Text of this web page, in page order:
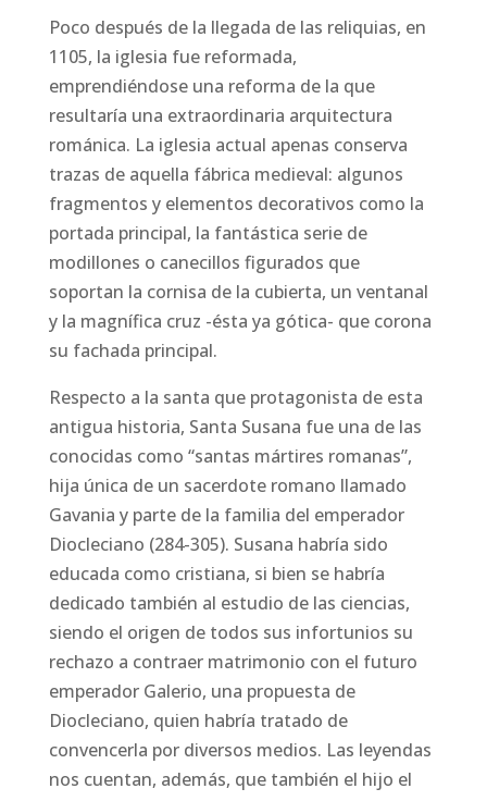
Poco después de la llegada de las reliquias, en
1105, la iglesia fue reformada,
emprendiéndose una reforma de la que
resultaría una extraordinaria arquitectura
románica. La iglesia actual apenas conserva
trazas de aquella fábrica medieval: algunos
fragmentos y elementos decorativos como la
portada principal, la fantástica serie de
modillones o canecillos figurados que
soportan la cornisa de la cubierta, un ventanal
y la magnífica cruz -ésta ya gótica- que corona
su fachada principal.
Respecto a la santa que protagonista de esta
antigua historia, Santa Susana fue una de las
conocidas como “santas mártires romanas”,
hija única de un sacerdote romano llamado
Gavania y parte de la familia del emperador
Diocleciano (284-305). Susana habría sido
educada como cristiana, si bien se habría
dedicado también al estudio de las ciencias,
siendo el origen de todos sus infortunios su
rechazo a contraer matrimonio con el futuro
emperador Galerio, una propuesta de
Diocleciano, quien habría tratado de
convencerla por diversos medios. Las leyendas
nos cuentan, además, que también el hijo el